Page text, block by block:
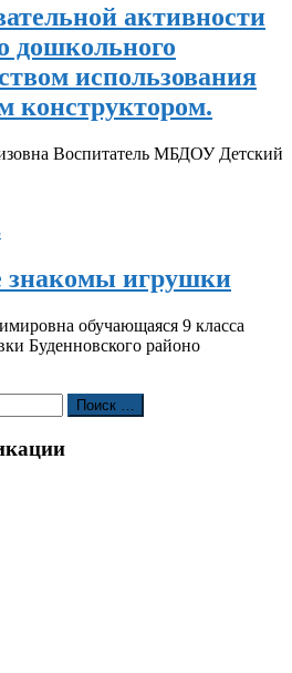
активности
дошкольного
использования
конструктором.
Воспитатель МБДОУ Детский
знакомы игрушки
обучающаяся 9 класса
Буденновского районо
Поиск …